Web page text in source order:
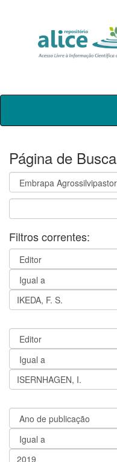
Skip
Página de Busca
Filtros correntes: